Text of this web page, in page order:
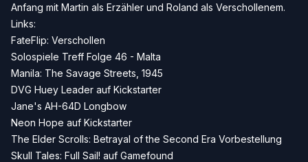
Anfang mit Martin als Erzähler und Roland als Verschollenem.
Links:
FateFlip: Verschollen
Solospiele Treff Folge 46 - Malta
Manila: The Savage Streets, 1945
DVG Huey Leader auf Kickstarter
Jane's AH-64D Longbow
Neon Hope auf Kickstarter
The Elder Scrolls: Betrayal of the Second Era Vorbestellung
Skull Tales: Full Sail! auf Gamefound